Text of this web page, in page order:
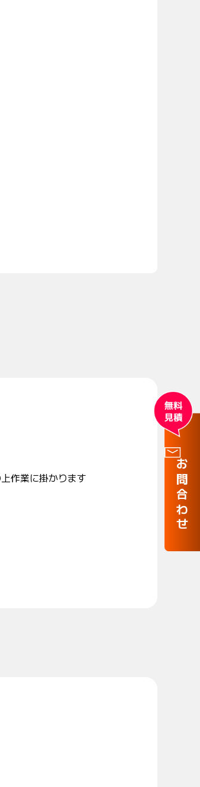
作業に掛かります お問合わせ